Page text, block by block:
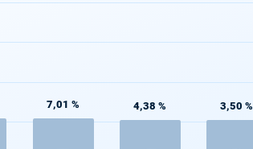
7,01 % 4,38 % 3,50 %